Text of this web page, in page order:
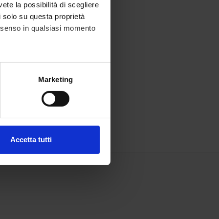
la possibilità di scegliere
su questa proprietà
in qualsiasi momento
metro,Marketing
Accetta tutti